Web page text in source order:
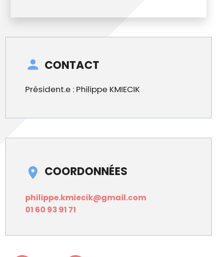
CONTACT
Président.e : Philippe KMIECIK
COORDONNÉES
philippe.kmiecik@gmail.com
01 60 93 91 71